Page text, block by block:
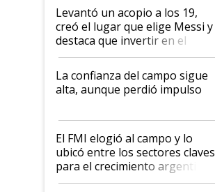
Levantó un acopio a los 19,
creó el lugar que elige Messi y
destaca que invertir en el
kirchnerismo era como "darle
plata a un hijo para droga":
Juan Félix Rossetti, el libertario
que de una dura crisis salió
de Milei
La confianza del campo sigue
alta, aunque perdió impulso
El FMI elogió al campo y lo
ubicó entre los sectores claves
para el crecimiento argentino